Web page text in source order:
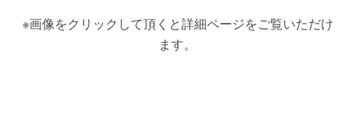
※画像をクリックして頂くと詳細ページをご覧いただけ
ます。